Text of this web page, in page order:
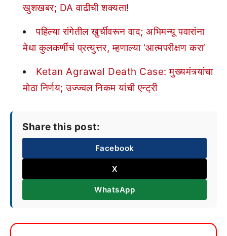
खुशखबर; DA वाढीची शक्यता!
पहिल्या रांगेतील खुर्चीवरून वाद; अभिमन्यू पवारांना
मेधा कुलकर्णींचं प्रत्युत्तर, म्हणाल्या ‘आत्मपरीक्षण करा’
Ketan Agrawal Death Case: मुख्यमंत्र्यांचा
मोठा निर्णय; उज्ज्वल निकम यांची एन्ट्री
Share this post:
Facebook
X
WhatsApp